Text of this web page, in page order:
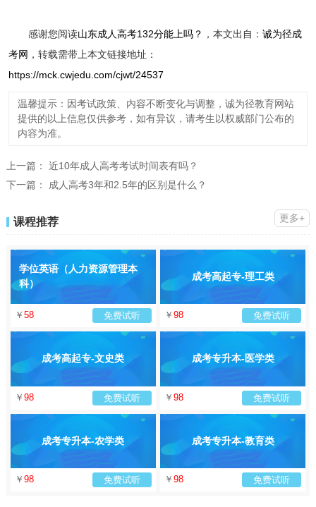
感谢您阅读山东成人高考132分能上吗？ ，本文出自： 诚为径成
考网 ，转载需带上本文链接地址：
https://mck.cwjedu.com/cjwt/24537
温馨提示：因考试政策、内容不断变化与调整，诚为径教育网站
提供的以上信息仅供参考，如有异议，请考生以权威部门公布的
内容为准。
上一篇： 近10年成人高考考试时间表有吗？
下一篇： 成人高考3年和2.5年的区别是什么？
课程推荐 更多+
学位英语（人力资源管理本
科）
￥ 58 免费试听
成考高起专-理工类
￥ 98 免费试听
成考高起专-文史类
￥ 98 免费试听
成考专升本-医学类
￥ 98 免费试听
成考专升本-农学类
￥ 98 免费试听
成考专升本-教育类
￥ 98 免费试听